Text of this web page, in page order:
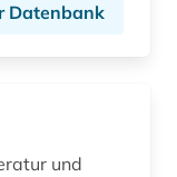
Datenbank
und